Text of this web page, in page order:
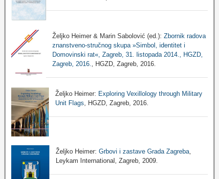
Željko Heimer & Marin Sabolović (ed.): Zbornik radova
znanstveno-stručnog skupa »Simbol, identitet i
Domovinski rat«, Zagreb, 31. listopada 2014., HGZD,
Zagreb, 2016.
, HGZD, Zagreb, 2016.
Željko Heimer: Exploring Vexillology through Military
Unit Flags , HGZD, Zagreb, 2016.
Željko Heimer: Grbovi i zastave Grada Zagreba
Leykam International, Zagreb, 2009.